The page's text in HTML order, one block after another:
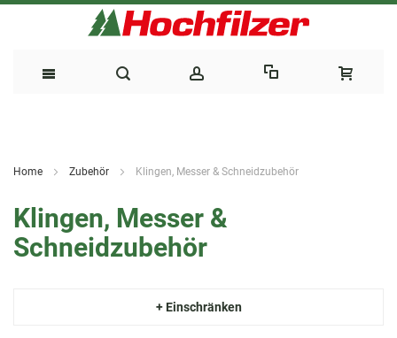
Home Zubehör Klingen, Messer & Schneidzubehör
Klingen, Messer &
Schneidzubehör
+ Einschränken